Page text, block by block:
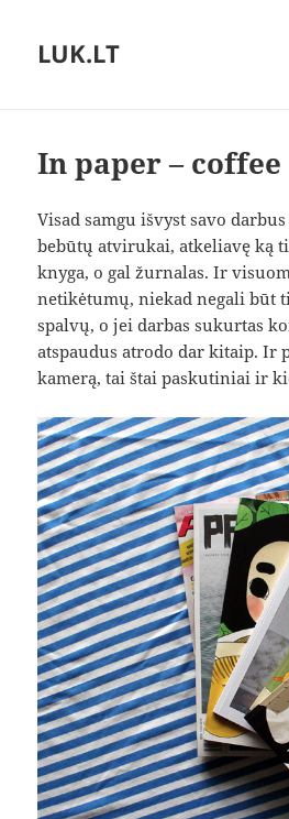
LUK.LT
In paper –
Visad samgu išvyst savo
bebūtų atvirukai, atkeliavę ką
knyga, o gal žurnalas. Ir
netikėtumų, niekad negali būt
spalvų, o jei darbas sukurtas
atspaudus atrodo dar kitaip. Ir
kamerą, tai štai paskutiniai ir